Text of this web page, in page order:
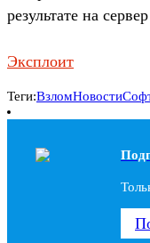
результате на
Эксплоит
Теги:ВзломНовости